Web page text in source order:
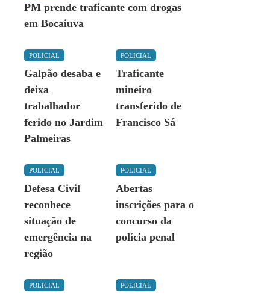
PM prende traficante com drogas
em Bocaiuva
POLICIAL
Galpão desaba e
deixa
trabalhador
ferido no Jardim
Palmeiras
POLICIAL
Traficante
mineiro
transferido de
Francisco Sá
POLICIAL
Defesa Civil
reconhece
situação de
emergência na
região
POLICIAL
Abertas
inscrições para o
concurso da
polícia penal
POLICIAL POLICIAL